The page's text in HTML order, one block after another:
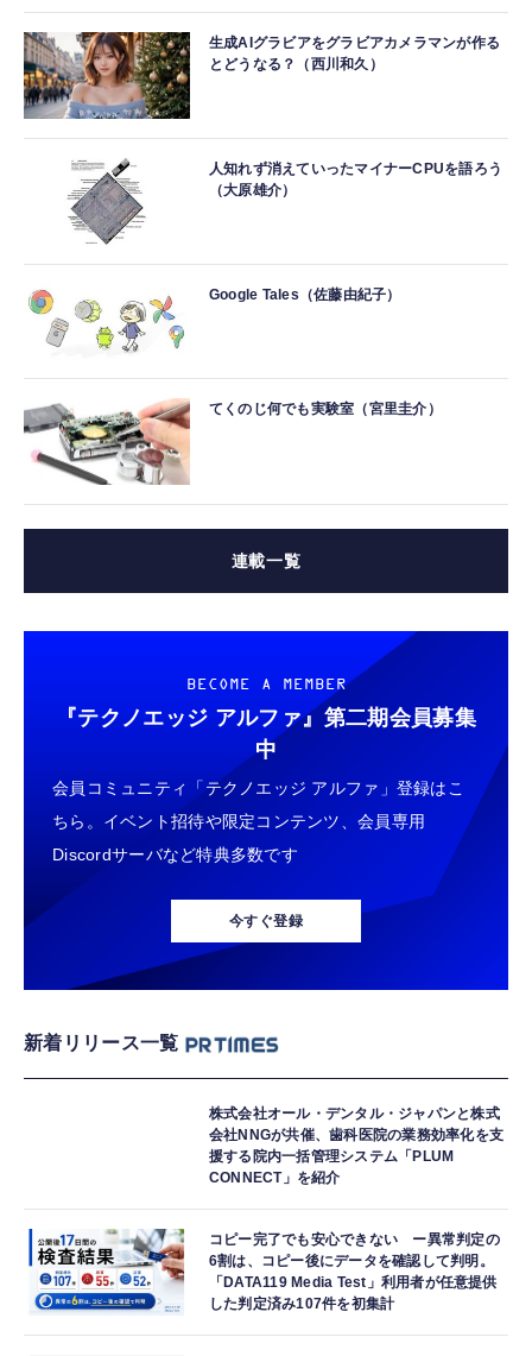
生成AIグラビアをグラビアカメラマンが作る
とどうなる？（西川和久）
人知れず消えていったマイナーCPUを語ろう
（大原雄介）
Google Tales（佐藤由紀子）
てくのじ何でも実験室（宮里圭介）
連載一覧
BECOME A MEMBER
『テクノエッジ アルファ』 第二期会員募集
中
会員コミュニティ「テクノエッジ アルファ」登録はこ
ちら。イベント招待や限定コンテンツ、会員専用
Discordサーバなど特典多数です
今すぐ登録
新着リリース一覧
株式会社オール・デンタル・ジャパンと株式
会社NNGが共催、歯科医院の業務効率化を支
援する院内一括管理システム「PLUM
CONNECT」を紹介
コピー完了でも安心できない ー異常判定の
6割は、コピー後にデータを確認して判明。
「DATA119 Media Test」利用者が任意提供
した判定済み107件を初集計